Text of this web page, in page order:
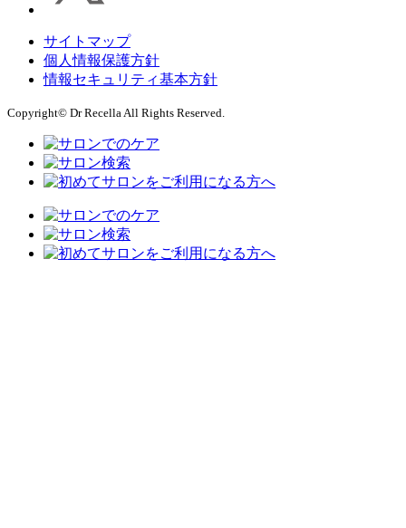
サイトマップ
個人情報保護方針
情報セキュリティ基本方針
Copyright© Dr Recella All Rights Reserved.